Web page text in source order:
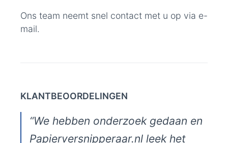
Ons team neemt snel contact met u op via e-
mail.
KLANTBEOORDELINGEN
“We hebben onderzoek gedaan en
Papierversnipperaar.nl leek het